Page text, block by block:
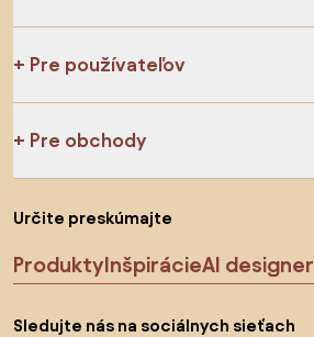
Pre používateľov
Pre obchody
Určite preskúmajte
ProduktyInšpirácieAI designer
Sledujte nás na sociálnych sieťach